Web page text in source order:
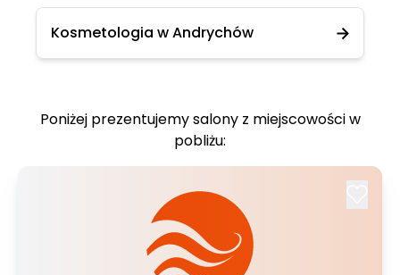
Kosmetologia w Andrychów
Poniżej prezentujemy salony z miejscowości w
pobliżu: